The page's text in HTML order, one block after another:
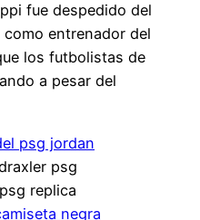
fue despedido del
entrenador del
los futbolistas de
a pesar del